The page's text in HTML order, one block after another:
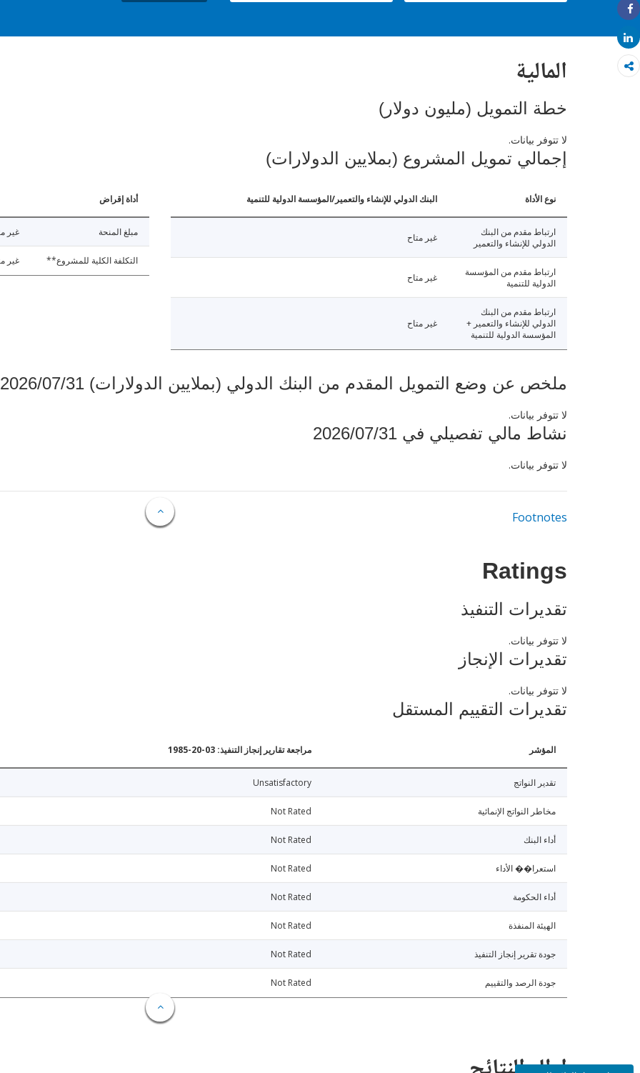
Share
Share
المالية
خطة التمويل (مليون دولار)
لا تتوفر بيانات.
إجمالي تمويل المشروع (بملايين الدولارات)
نوع الأداة البنك الدولي للإنشاء والتعمير/المؤسسة الدولية للتنمية
ارتباط مقدم من البنك
الدولي للإنشاء والتعمير
غير متاح
ارتباط مقدم من المؤسسة
الدولية للتنمية
غير متاح
ارتباط مقدم من البنك
الدولي للإنشاء والتعمير +
المؤسسة الدولية للتنمية
غير متاح
أداة إقراض
مبلغ المنحة غير
التكلفة الكلية للمشروع** غير
ملخص عن وضع التمويل المقدم من البنك الدولي (بملايين الدولارات) 2026/07/31
لا تتوفر بيانات.
نشاط مالي تفصيلي في 2026/07/31
لا تتوفر بيانات.
Footnotes
Ratings
تقديرات التنفيذ
لا تتوفر بيانات.
تقديرات الإنجاز
لا تتوفر بيانات.
تقديرات التقييم المستقل
المؤشر مراجعة تقارير إنجاز التنفيذ: 03-20-1985
تقدير النواتج Unsatisfactory
مخاطر النواتج الإنمائية Not Rated
أداء البنك Not Rated
استعرا�� الأداء Not Rated
أداء الحكومة Not Rated
الهيئة المنفذة Not Rated
جودة تقرير إنجاز التنفيذ Not Rated
جودة الرصد والتقييم Not Rated